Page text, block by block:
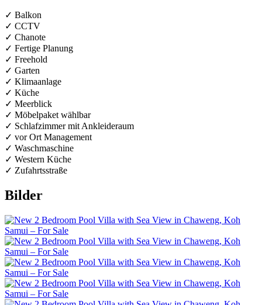
✓ Balkon
✓ CCTV
✓ Chanote
✓ Fertige Planung
✓ Freehold
✓ Garten
✓ Klimaanlage
✓ Küche
✓ Meerblick
✓ Möbelpaket wählbar
✓ Schlafzimmer mit Ankleideraum
✓ vor Ort Management
✓ Waschmaschine
✓ Western Küche
✓ Zufahrtsstraße
Bilder